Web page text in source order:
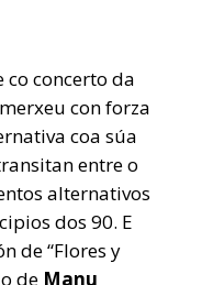
concerto da
con forza
coa súa
entre o
alternativos
dos 90. E
de “Flores y
de Manu